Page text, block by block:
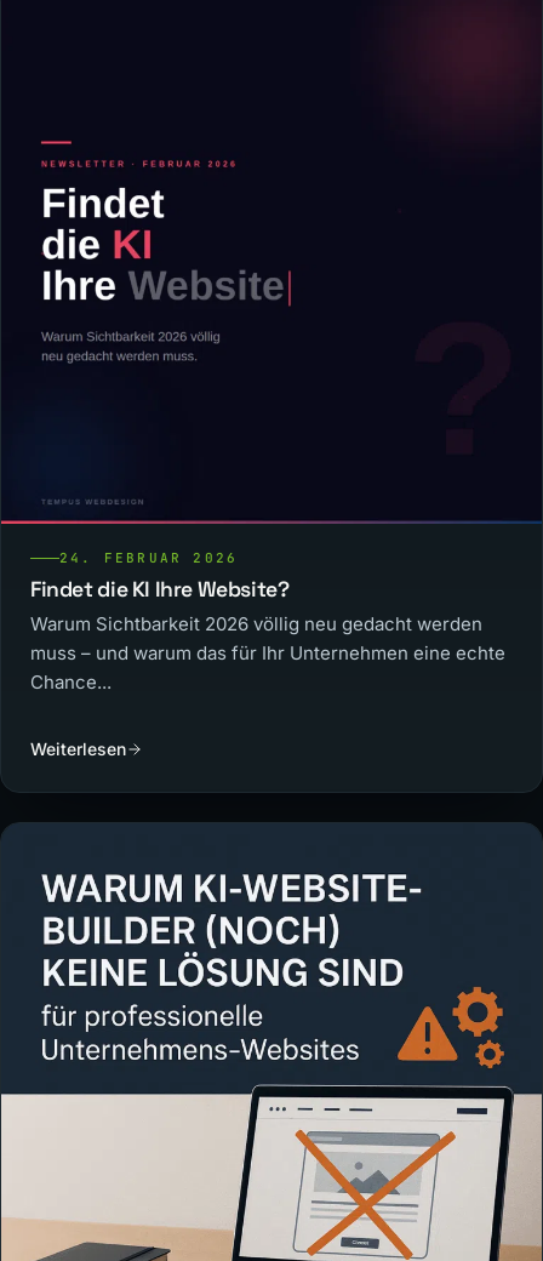
24. FEBRUAR 2026
Findet die KI Ihre Website?
Warum Sichtbarkeit 2026 völlig neu gedacht werden
muss – und warum das für Ihr Unternehmen eine echte
Chance...
Weiterlesen